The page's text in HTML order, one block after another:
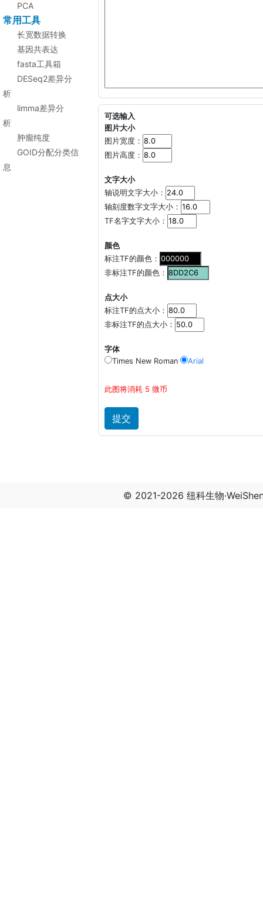
PCA
常用工具
长宽数据转换
基因共表达
fasta工具箱
DESeq2差异分
析
limma差异分
析
肿瘤纯度
GOID分配分类信
息
可选输入
图片大小
图片宽度：
图片高度：
文字大小
轴说明文字大小：
轴刻度数字文字大小：
TF名字文字大小：
颜色
标注TF的颜色：
非标注TF的颜色：
点大小
标注TF的点大小：
非标注TF的点大小：
字体
Times New Roman
Arial
此图将消耗 5 微币
© 2021-2026 纽科生物